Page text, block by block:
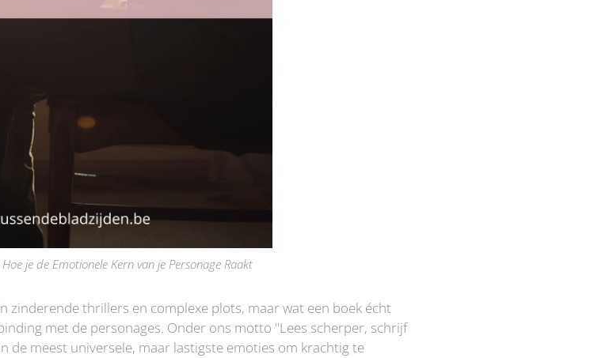
je de Emotionele Kern van je Personage Raakt
zinderende thrillers en complexe plots, maar wat een boek écht
met de personages. Onder ons motto "Lees scherper, schrijf
de meest universele, maar lastigste emoties om krachtig te